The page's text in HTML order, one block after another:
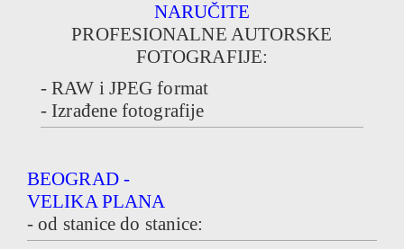
NARUČITE
PROFESIONALNE AUTORSKE
FOTOGRAFIJE:
- RAW i JPEG format
- Izrađene fotografije
BEOGRAD -
VELIKA PLANA
- od stanice do stanice: